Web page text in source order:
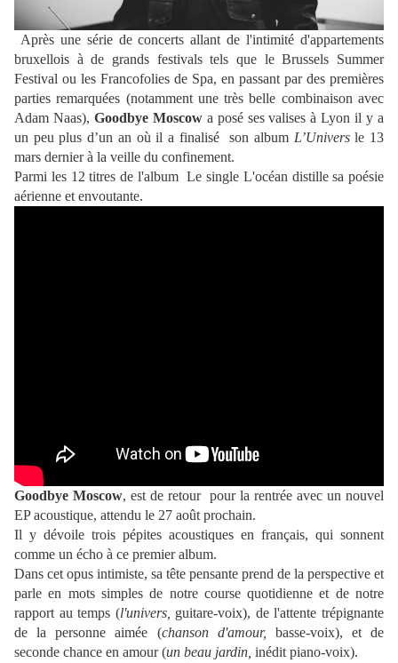
Après une série de concerts allant de l'intimité d'appartements
bruxellois à de grands festivals tels que le Brussels Summer
Festival ou les Francofolies de Spa, en passant par des premières
parties remarquées (notamment une très belle combinaison avec
Adam Naas), Goodbye Moscowa posé ses valises à Lyon il y a
un peu plus d’un an où il a finalisé son album L’Universle 13
mars dernier à la veille du confinement.
Parmi les 12 titres de l'album Le single L'océan distille sa poésie
aérienne et envoutante.
Goodbye Moscow, est de retour pour la rentrée avec un nouvel
EP acoustique, attendu le 27 août prochain.
Il y dévoile trois pépites acoustiques en français, qui sonnent
comme un écho à ce premier album.
Dans cet opus intimiste, sa tête pensante prend de la perspective et
parle en mots simples de notre course quotidienne et de notre
rapport au temps (l'univers, guitare-voix), de l'attente trépignante
de la personne aimée (chanson d'amour, basse-voix), et de
seconde chance en amour (un beau jardin, inédit piano-voix).